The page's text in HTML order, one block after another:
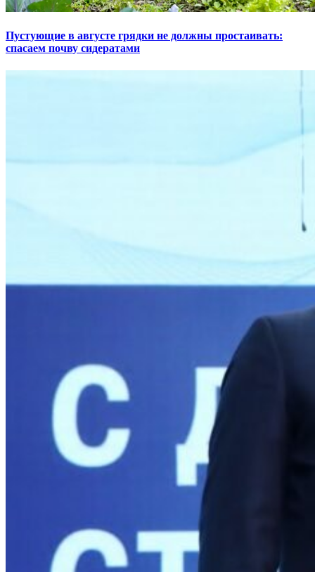
Пустующие в августе грядки не должны простаивать:
спасаем почву сидератами